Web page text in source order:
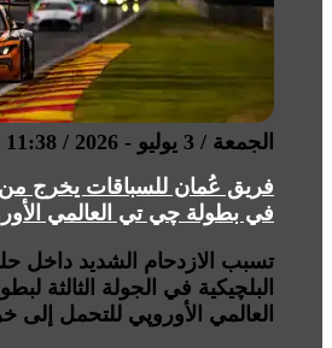
الجمعة / 3 يوليو - 2026 / 11:38 صباحًا
فريق عُمان للسباقات يخرج من
في بطولة چي تي العالمي
تسبب الازدحام الشديد داخل
البلچيكية في الجولة الثالثة
العالمي الأوروپي للتحمل